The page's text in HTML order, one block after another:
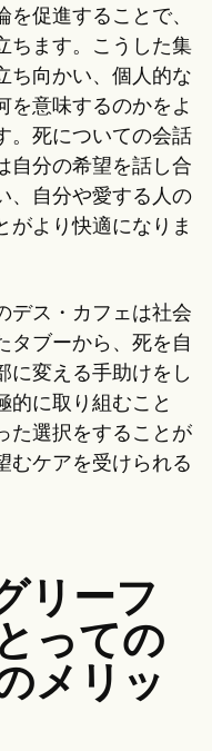
促進することで、
ちます。こうした集
ち向かい、個人的な
を意味するのかをよ
。死についての会話
自分の希望を話し合
、自分や愛する人の
がより快適になりま
デス・カフェは社会
タブーから、死を自
に変える手助けをし
的に取り組むこと
た選択をすることが
むケアを受けられる
リーフ
っての
メリッ